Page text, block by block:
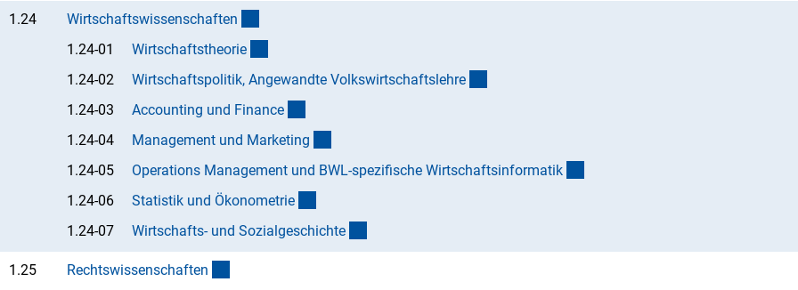
1.24 Wirtschaftswissenschaften
1.24-01
Wirtschaftstheorie
1.24-02
Wirtschaftspolitik, Angewandte Volkswirtschaftslehre
1.24-03
Accounting und Finance
1.24-04
Management und Marketing
1.24-05
Operations Management und BWL-spezifische Wirtschaftsinformatik
1.24-06
Statistik und Ökonometrie
1.24-07
Wirtschafts- und Sozialgeschichte
1.25 Rechtswissenschaften